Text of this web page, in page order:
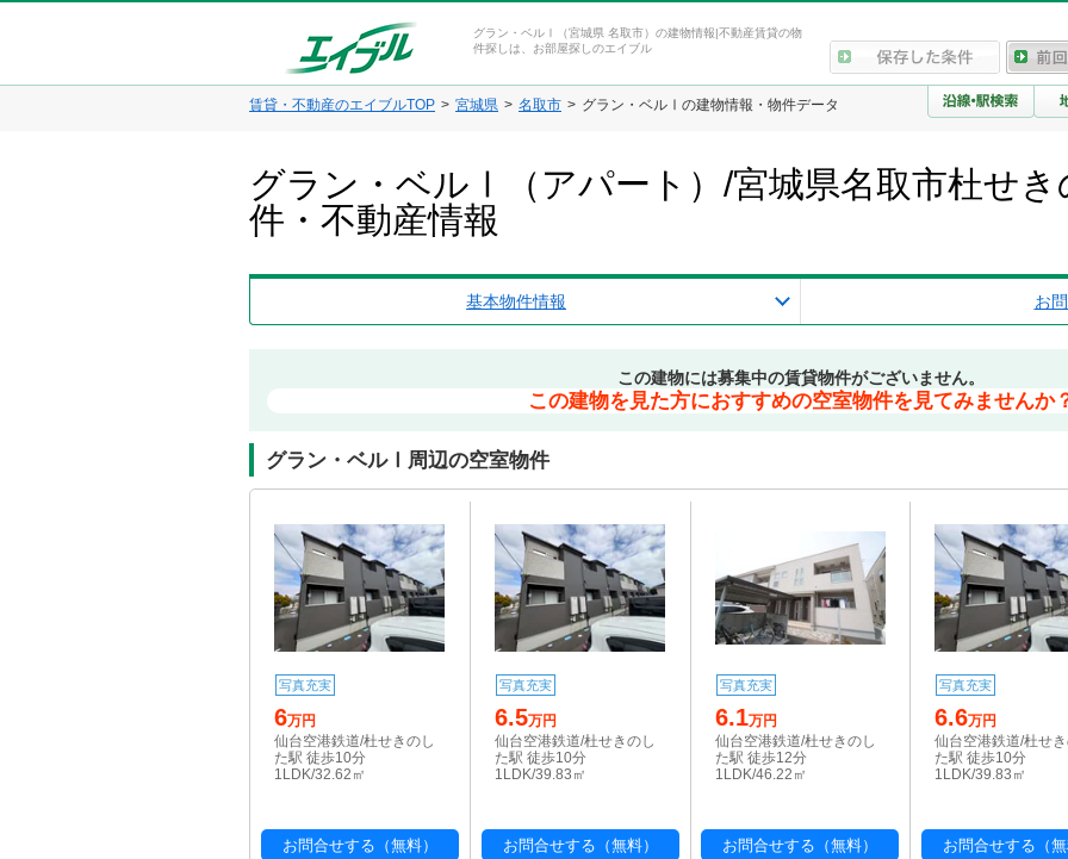
グラン・ベルⅠ（宮城県 名取市）の建物情報|不動産賃貸の物
件探しは、お部屋探しのエイブル
賃貸・不動産のエイブルTOP 宮城県 名取市 グラン・ベルⅠの建物情報・物件データ
グラン・ベルⅠ（アパート）/宮城県名取市杜せき
件・不動産情報
基本物件情報 お
この建物には募集中の賃貸物件がございません。
この建物を見た方におすすめの空室物件を見てみませんか
グラン・ベルⅠ周辺の空室物件
写真充実
6万円
仙台空港鉄道/杜せきのし
た駅 徒歩10分
1LDK/32.62㎡
お問合せする（無料）
写真充実
6.5万円
仙台空港鉄道/杜せきのし
た駅 徒歩10分
1LDK/39.83㎡
お問合せする（無料）
写真充実
6.1万円
仙台空港鉄道/杜せきのし
た駅 徒歩12分
1LDK/46.22㎡
お問合せする（無料）
写真充実
6.6万円
仙台空港鉄道/杜せき
た駅 徒歩10分
1LDK/39.83㎡
お問合せする（無